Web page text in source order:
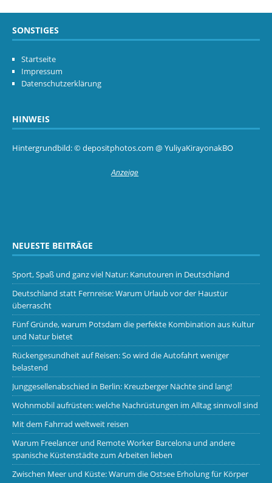
SONSTIGES
Startseite
Impressum
Datenschutzerklärung
HINWEIS
Hintergrundbild: © depositphotos.com @ YuliyaKirayonakBO
NEUESTE BEITRÄGE
Sport, Spaß und ganz viel Natur: Kanutouren in Deutschland
Deutschland statt Fernreise: Warum Urlaub vor der Haustür
überrascht
Fünf Gründe, warum Potsdam die perfekte Kombination aus Kultur
und Natur bietet
Rückengesundheit auf Reisen: So wird die Autofahrt weniger
belastend
Junggesellenabschied in Berlin: Kreuzberger Nächte sind lang!
Wohnmobil aufrüsten: welche Nachrüstungen im Alltag sinnvoll sind
Mit dem Fahrrad weltweit reisen
Warum Freelancer und Remote Worker Barcelona und andere
spanische Küstenstädte zum Arbeiten lieben
Zwischen Meer und Küste: Warum die Ostsee Erholung für Körper